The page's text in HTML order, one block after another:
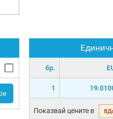
бр.
1
Показвай цените в